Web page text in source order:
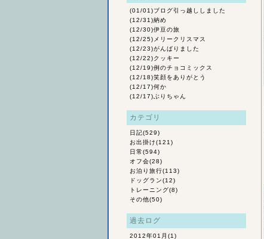
(01/01)ブログ引っ越ししました
(12/31)納め
(12/30)伊豆の旅
(12/25) メリークリスマス
(12/23)がんばりました
(12/22)クッキー
(12/19)例のチョコミックス
(12/18)笑顔をありがとう
(12/17)何か
(12/17) ぶりちゃん
カテゴリ
日記(529)
お出掛け(121)
日常(594)
オフ会(28)
お泊り旅行(113)
ドッグラン(12)
トレーニング(8)
その他(50)
過去ログ
2012年01月 (1)